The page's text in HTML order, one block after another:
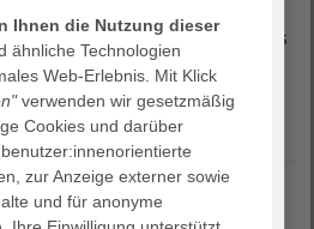
und Einrichtungen sind wir
alle prägt ein Menschenbild, das
ist und uns im
Ihnen die Nutzung dieser
ähnliche Technologien
Web-Erlebnis. Mit Klick
verwenden wir gesetzmäßig
Cookies und darüber
zur Anzeige externer sowie
und für anonyme